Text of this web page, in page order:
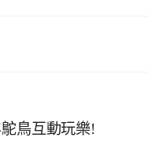
鳥互動玩樂!